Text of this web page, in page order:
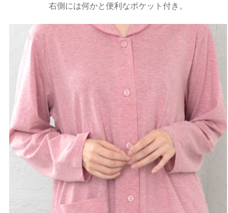
右側には何かと便利なポケット付き。